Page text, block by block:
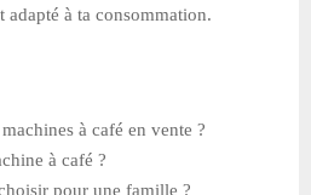
adapté à ta consommation.
à café en vente ?
à café ?
pour une famille ?